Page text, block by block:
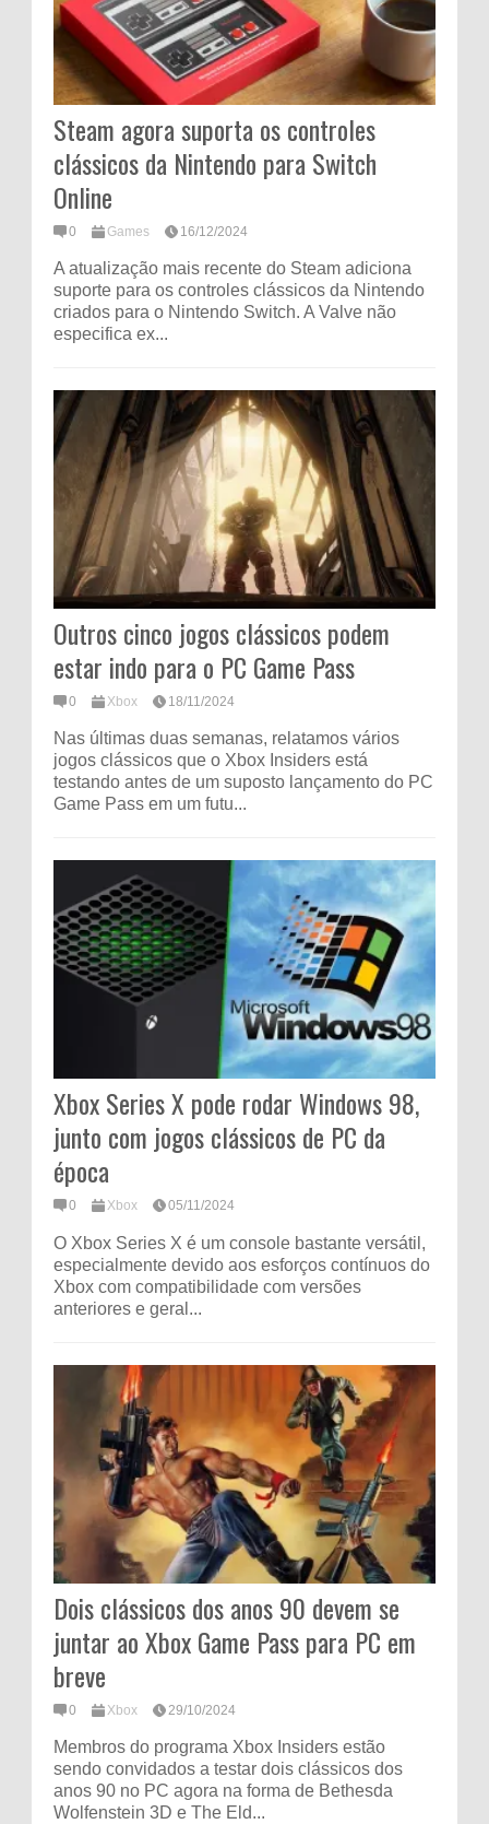
Steam agora suporta os controles
clássicos da Nintendo para Switch
Online
0 Games 16/12/2024
A atualização mais recente do Steam adiciona
suporte para os controles clássicos da Nintendo
criados para o Nintendo Switch. A Valve não
especifica ex...
Outros cinco jogos clássicos podem
estar indo para o PC Game Pass
0 Xbox 18/11/2024
Nas últimas duas semanas, relatamos vários
jogos clássicos que o Xbox Insiders está
testando antes de um suposto lançamento do PC
Game Pass em um futu...
Xbox Series X pode rodar Windows 98,
junto com jogos clássicos de PC da
época
0 Xbox 05/11/2024
O Xbox Series X é um console bastante versátil,
especialmente devido aos esforços contínuos do
Xbox com compatibilidade com versões
anteriores e geral...
Dois clássicos dos anos 90 devem se
juntar ao Xbox Game Pass para PC em
breve
0 Xbox 29/10/2024
Membros do programa Xbox Insiders estão
sendo convidados a testar dois clássicos dos
anos 90 no PC agora na forma de Bethesda
Wolfenstein 3D e The Eld...